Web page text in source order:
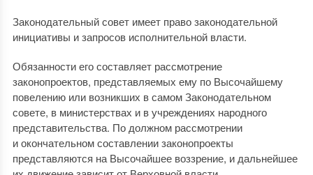
Законодательный совет имеет право законодательной
инициативы и запросов исполнительной власти.
Обязанности его составляет рассмотрение
законопроектов, представляемых ему по Высочайшему
повелению или возникших в самом Законодательном
совете, в министерствах и в учреждениях народного
представительства. По должном рассмотрении
и окончательном составлении законопроекты
представляются на Высочайшее воззрение, и дальнейшее